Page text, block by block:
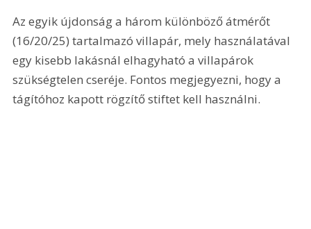
Az egyik újdonság a három különböző átmérőt
(16/20/25) tartalmazó villapár, mely használatával
egy kisebb lakásnál elhagyható a villapárok
szükségtelen cseréje. Fontos megjegyezni, hogy a
tágítóhoz kapott rögzítő stiftet kell használni.